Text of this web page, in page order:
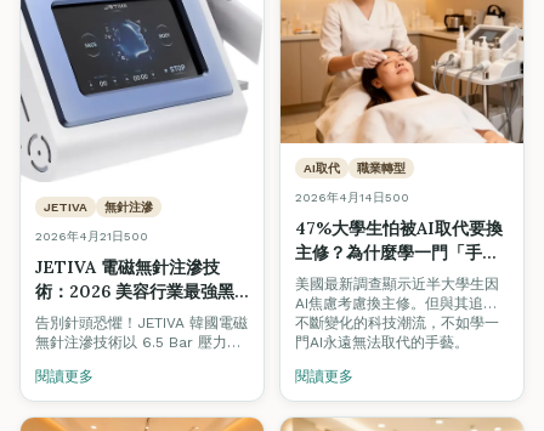
JETIVA 無針注滲
2026年4月21日500
JETIVA 電磁無針注滲技
術：2026 美容行業最強黑
科技｜無痛水光、居家醫美
級護理一次學會
告別針頭恐懼！JETIVA 韓國電磁
無針注滲技術以 6.5 Bar 壓力、
速送達真皮層，吸收率高達
90%。掌握 2026 全港最熱門的
醫美黑科技，開啟你的美容事業
閱讀更多
AI取代 職業轉型
2026年4月14日500
47%大學生怕被AI取代要換
主修？為什麼學一門「手
藝」才是真正的鐵飯碗
美國最新調查顯示近半大學生因
AI焦慮考慮換主修。但與其追逐
不斷變化的科技潮流，不如學一
門AI永遠無法取代的手藝。
閱讀更多